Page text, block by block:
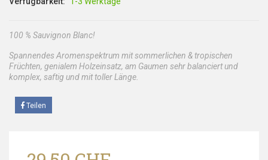
100 % Sauvignon Blanc!
Spannendes Aromenspektrum mit sommerlichen & tropischen
Früchten, genialem Holzeinsatz, am Gaumen sehr balanciert und
komplex, saftig und mit toller Länge.
Teilen